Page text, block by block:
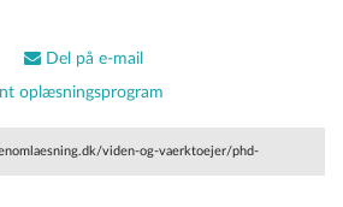
Del på e-mail
oplæsningsprogram
viden-og-vaerktoejer/phd-